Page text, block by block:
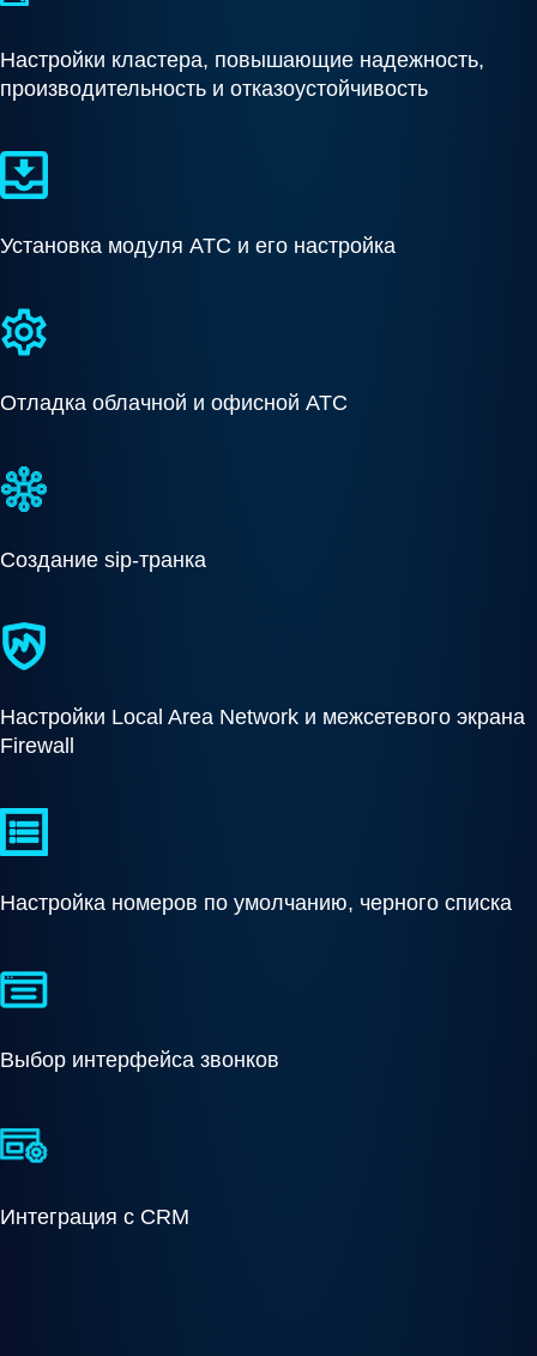
Настройки кластера, повышающие надежность,
производительность и отказоустойчивость
Установка модуля АТС и его настройка
Отладка облачной и офисной АТС
Создание sip-транка
Настройки Local Area Network и межсетевого экрана
Firewall
Настройка номеров по умолчанию, черного списка
Выбор интерфейса звонков
Интеграция с CRM